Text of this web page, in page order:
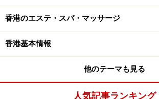
香港のエステ・スパ・マッサージ
香港基本情報
他のテーマも見る
人気記事ランキング